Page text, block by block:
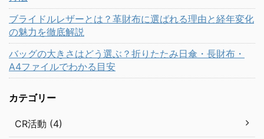
ブライドルレザーとは？革財布に選ばれる理由と経年変化
の魅力を徹底解説
バッグの大きさはどう選ぶ？折りたたみ日傘・長財布・
A4ファイルでわかる目安
カテゴリー
CR活動 (4)